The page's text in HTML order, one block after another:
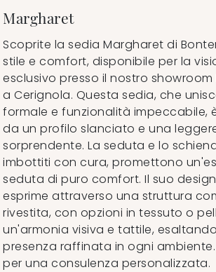
Margharet
Scoprite la sedia Margharet di
stile e comfort, disponibile per la
esclusivo presso il nostro
a Cerignola. Questa sedia, che
formale e funzionalità impeccabile,
da un profilo slanciato e una
sorprendente. La seduta e lo
imbottiti con cura, promettono
seduta di puro comfort. Il suo
esprime attraverso una struttura
rivestita, con opzioni in tessuto o
un'armonia visiva e tattile,
presenza raffinata in ogni
per una consulenza personalizzata.